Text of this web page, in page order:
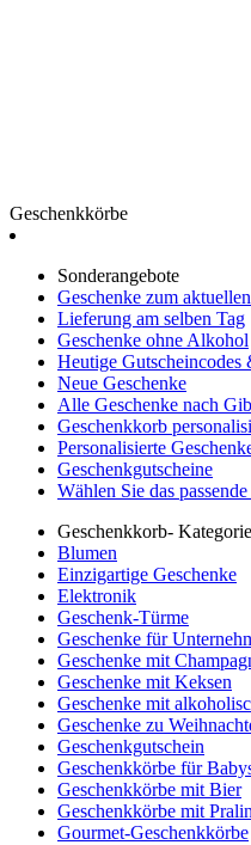
Geschenkkörbe
Sonderangebote
Geschenke zum
Lieferung am selben Tag
Geschenke ohne Alkohol
Heutige Gutscheincodes
Neue Geschenke
Alle Geschenke nach
Geschenkkorb
Personalisierte
Geschenkgutscheine
Wählen Sie das
Geschenkkorb-
Blumen
Einzigartige Geschenke
Elektronik
Geschenk-Türme
Geschenke für
Geschenke mit
Geschenke mit Keksen
Geschenke mit
Geschenke zu
Geschenkgutschein
Geschenkkörbe für
Geschenkkörbe mit Bier
Geschenkkörbe mit
Gourmet-Geschenkkörbe